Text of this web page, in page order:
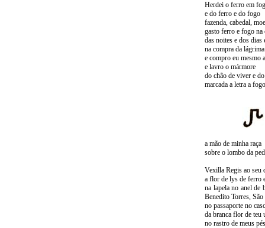
Herdei o ferro em
e do ferro e do fogo
fazenda, cabedal,
gasto ferro e fogo na
das noites e dos dias
na compra da
e compro eu mesmo
e lavro o mármore
do chão de viver e
marcada a letra a
a mão de minha raça
sobre o lombo da
Vexilla Regis ao seu
a flor de lys de ferro
na lapela no anel de
Benedito Torres,
no passaporte no
da branca flor de teu
no rastro de meus